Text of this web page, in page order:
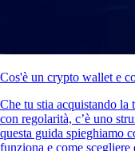
Che tu stia acquistando
con regolarità, c’è uno
questa guida spieghiamo
funziona e come
Learn more